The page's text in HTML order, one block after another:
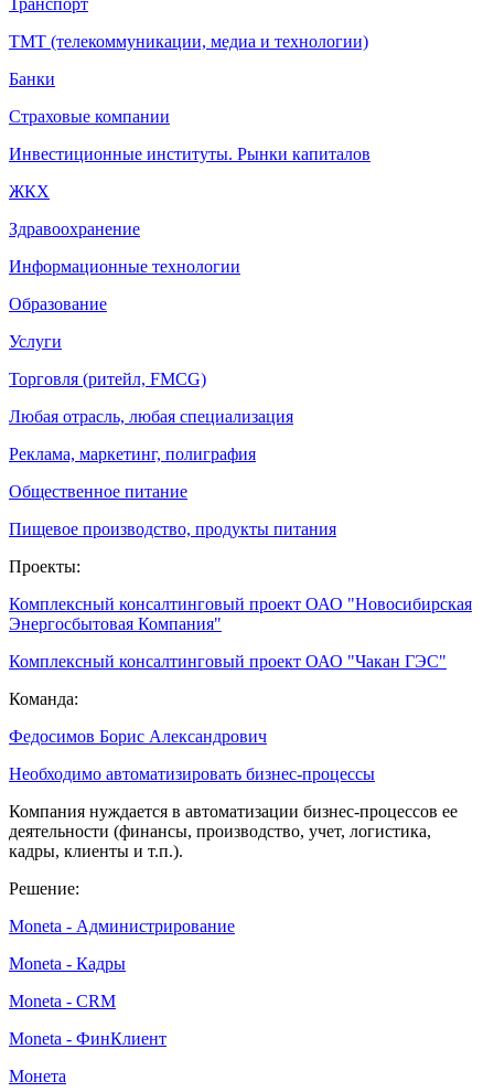
Транспорт
ТМТ (телекоммуникации, медиа и технологии)
Банки
Страховые компании
Инвестиционные институты. Рынки капиталов
ЖКХ
Здравоохранение
Информационные технологии
Образование
Услуги
Торговля (ритейл, FMCG)
Любая отрасль, любая специализация
Реклама, маркетинг, полиграфия
Общественное питание
Пищевое производство, продукты питания
Проекты:
Комплексный консалтинговый проект ОАО "Новосибирская
Энергосбытовая Компания"
Комплексный консалтинговый проект ОАО "Чакан ГЭС"
Команда:
Федосимов Борис Александрович
Необходимо автоматизировать бизнес-процессы
Компания нуждается в автоматизации бизнес-процессов ее
деятельности (финансы, производство, учет, логистика,
кадры, клиенты и т.п.).
Решение:
Moneta - Администрирование
Moneta - Кадры
Moneta - CRM
Moneta - ФинКлиент
Монета